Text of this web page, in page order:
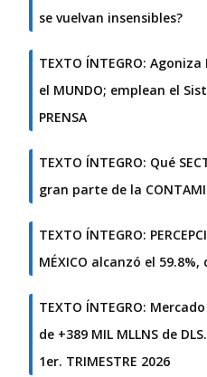
se vuelvan insensibles?
TEXTO ÍNTEGRO: Agoniza
el MUNDO; emplean el
PRENSA
TEXTO ÍNTEGRO: Qué
gran parte de la
TEXTO ÍNTEGRO:
MÉXICO alcanzó el
TEXTO ÍNTEGRO:
de +389 MIL MLLNS de
1er. TRIMESTRE 2026